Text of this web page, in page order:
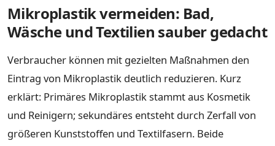
Mikroplastik vermeiden: Bad,
Wäsche und Textilien sauber gedacht
Verbraucher können mit gezielten Maßnahmen den
Eintrag von Mikroplastik deutlich reduzieren. Kurz
erklärt: Primäres Mikroplastik stammt aus Kosmetik
und Reinigern; sekundäres entsteht durch Zerfall von
größeren Kunststoffen und Textilfasern. Beide